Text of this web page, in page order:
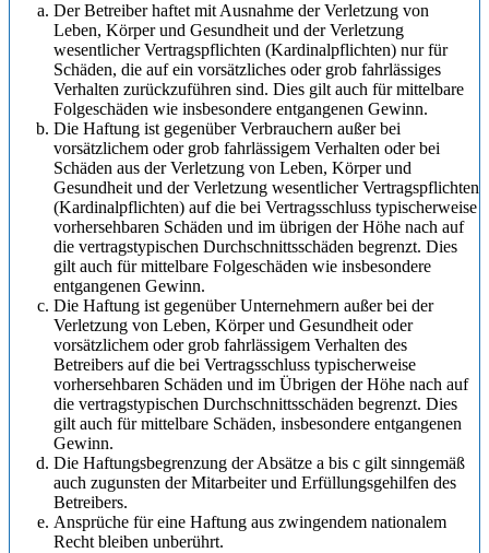
Der Betreiber haftet mit Ausnahme der Verletzung von
Leben, Körper und Gesundheit und der Verletzung
wesentlicher Vertragspflichten (Kardinalpflichten) nur für
Schäden, die auf ein vorsätzliches oder grob fahrlässiges
Verhalten zurückzuführen sind. Dies gilt auch für mittelbare
Folgeschäden wie insbesondere entgangenen Gewinn.
Die Haftung ist gegenüber Verbrauchern außer bei
vorsätzlichem oder grob fahrlässigem Verhalten oder bei
Schäden aus der Verletzung von Leben, Körper und
Gesundheit und der Verletzung wesentlicher Vertragspflichten
(Kardinalpflichten) auf die bei Vertragsschluss typischerweise
vorhersehbaren Schäden und im übrigen der Höhe nach auf
die vertragstypischen Durchschnittsschäden begrenzt. Dies
gilt auch für mittelbare Folgeschäden wie insbesondere
entgangenen Gewinn.
Die Haftung ist gegenüber Unternehmern außer bei der
Verletzung von Leben, Körper und Gesundheit oder
vorsätzlichem oder grob fahrlässigem Verhalten des
Betreibers auf die bei Vertragsschluss typischerweise
vorhersehbaren Schäden und im Übrigen der Höhe nach auf
die vertragstypischen Durchschnittsschäden begrenzt. Dies
gilt auch für mittelbare Schäden, insbesondere entgangenen
Gewinn.
Die Haftungsbegrenzung der Absätze a bis c gilt sinngemäß
auch zugunsten der Mitarbeiter und Erfüllungsgehilfen des
Betreibers.
Ansprüche für eine Haftung aus zwingendem nationalem
Recht bleiben unberührt.